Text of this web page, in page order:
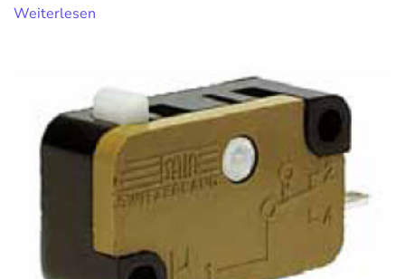
Weiterlesen